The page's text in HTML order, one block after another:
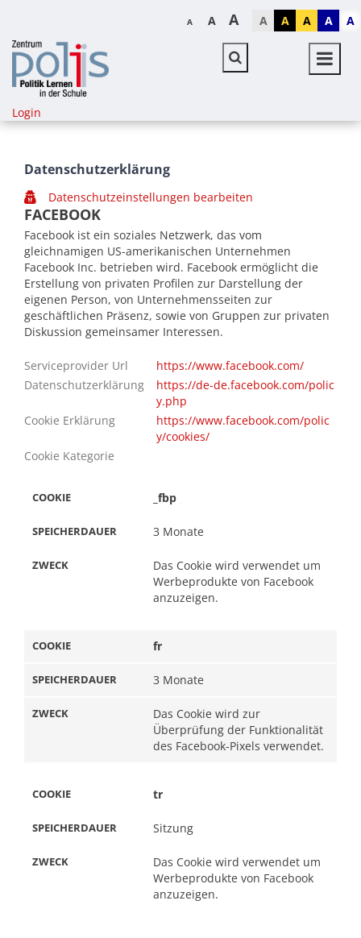
A A A A A A A A
Login
Datenschutzerklärung
Datenschutzeinstellungen bearbeiten
FACEBOOK
Facebook ist ein soziales Netzwerk, das vom
gleichnamigen US-amerikanischen Unternehmen
Facebook Inc. betrieben wird. Facebook ermöglicht die
Erstellung von privaten Profilen zur Darstellung der
eigenen Person, von Unternehmensseiten zur
geschäftlichen Präsenz, sowie von Gruppen zur privaten
Diskussion gemeinsamer Interessen.
Serviceprovider Url
https://www.facebook.com/
Datenschutzerklärung
https://de-de.facebook.com/polic
y.php
Cookie Erklärung
https://www.facebook.com/polic
y/cookies/
Cookie Kategorie
_fbp
3 Monate
Das Cookie wird verwendet um
Werbeprodukte von Facebook
anzuzeigen.
fr
3 Monate
Das Cookie wird zur
Überprüfung der Funktionalität
des Facebook-Pixels verwendet.
tr
Sitzung
Das Cookie wird verwendet um
Werbeprodukte von Facebook
anzuzeigen.